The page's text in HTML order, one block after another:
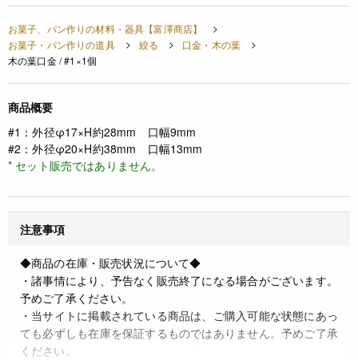
お菓子、パン作りの材料・器具【富澤商店】
お菓子・パン作りの道具
絞る
口金・木の葉
木の葉口金 / #1×1個
商品概要
#1：外径φ17×H約28mm 口幅9mm
#2：外径φ20×H約38mm 口幅13mm
* セット販売ではありません。
注意事項
◆商品の在庫・販売状況について◆
・諸事情により、予告なく販売終了になる場合がございます。
予めご了承ください。
・当サイトに掲載されている商品は、ご購入可能な状態にあっ
ても必ずしも在庫を保証するものではありません。予めご了承
ください。